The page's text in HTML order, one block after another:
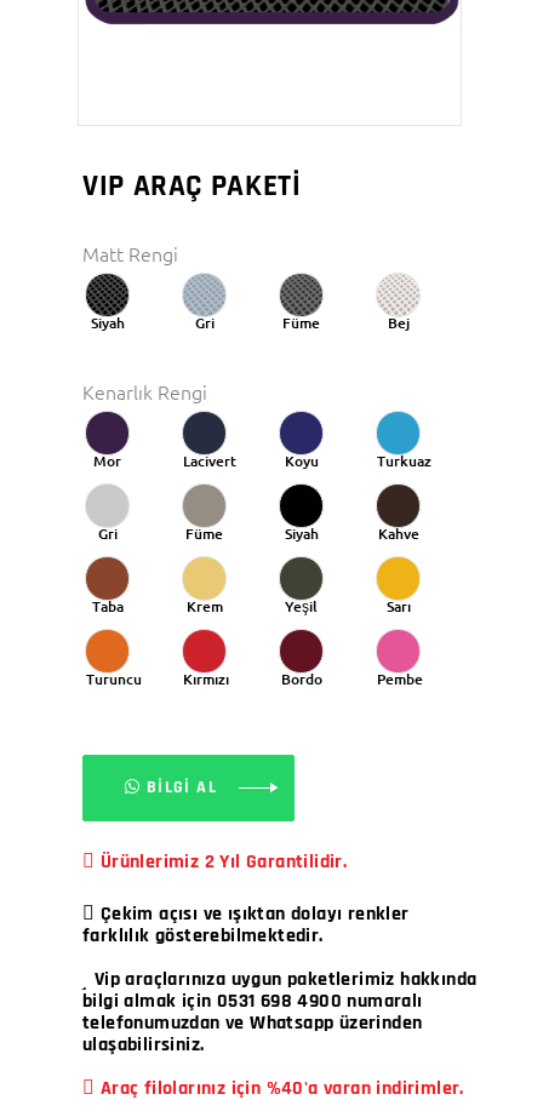
VIP ARAÇ PAKETİ
Matt Rengi
Siyah Gri Füme Bej
Kenarlık Rengi
Mor Lacivert
Koyu
Mavi
Turkuaz
Gri Füme Siyah Kahve
Taba Krem Yeşil Sarı
Turuncu Kırmızı Bordo Pembe
BİLGİ AL
Ürünlerimiz 2 Yıl Garantilidir.
Çekim açısı ve ışıktan dolayı renkler
farklılık gösterebilmektedir.
Vip araçlarınıza uygun paketlerimiz hakkında
bilgi almak için 0531 698 4900 numaralı
telefonumuzdan ve Whatsapp üzerinden
ulaşabilirsiniz.
Araç filolarınız için %40'a varan indirimler.